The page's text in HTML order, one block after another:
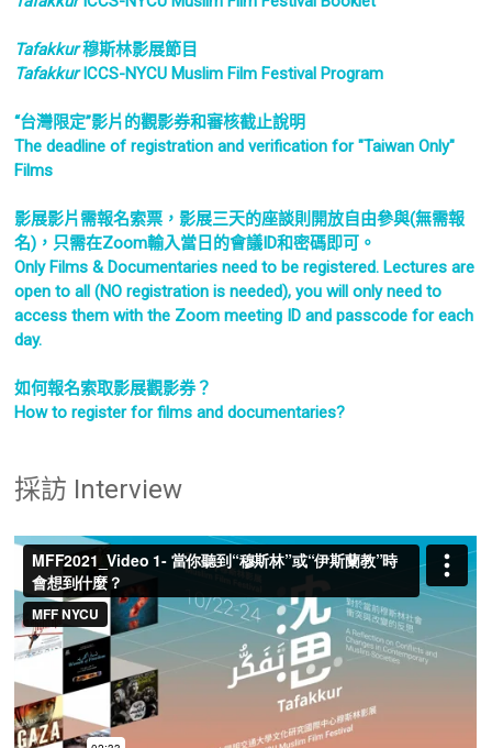
Tafakkur穆斯林影展節目
TafakkurICCS-NYCU Muslim Film Festival Program
“台灣限定”影片的觀影券和審核截止說明
The deadline of registration and verification for "Taiwan Only"
Films
影展影片需報名索票，影展三天的座談則開放自由參與(無需報
名)，只需在Zoom輸入當日的會議ID和密碼即可。
Only Films & Documentaries need to be registered. Lectures are
open to all (NO registration is needed), you will only need to
access them with the Zoom meeting ID and passcode for each
day.
如何報名索取影展觀影券？
How to register for films and documentaries?
採訪 Interview